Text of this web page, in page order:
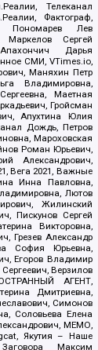
Телеканал
Фактограф,
Пономарев Лев
Маркелов Сергей
Дарья
СМИ, VTimes.io,
Маняхин Петр
Владимировна,
Маетная
Гройсман
Апухтина Юлия
Дождь, Петров
Мароховская
Роман Юрьевич,
Александрович,
Вега 2021, Важные
Инна Павловна,
Лютов
Жилинский
Пискунов Сергей
Викторовна,
Грезев Александр
София Юрьевна,
Егоров Владимир
Верзилов
АГЕНТ,
Дмитриевна,
Симонов
Соловьева Елена
МЕМО,
Якутия – Наше
Максим